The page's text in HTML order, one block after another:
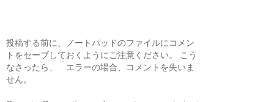
投稿する前に、ノートパッドのファイルにコメン
トをセーブしておくようにご注意ください。 こう
なさったら、 エラーの場合、コメントを失いま
せん。